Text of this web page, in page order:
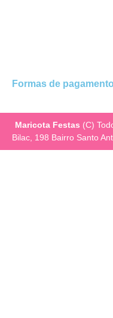
Formas de pagamento
Maricota Festas (C)
Bilac, 198 Bairro Santo